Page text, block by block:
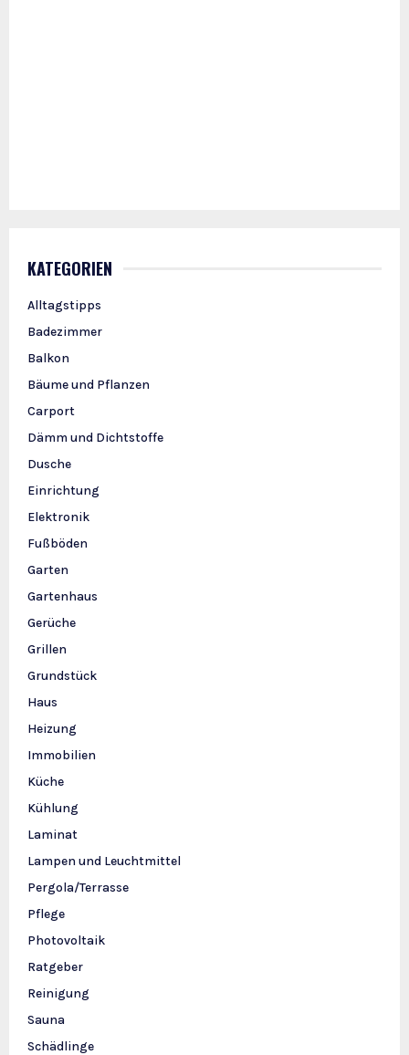
KATEGORIEN
Alltagstipps
Badezimmer
Balkon
Bäume und Pflanzen
Carport
Dämm und Dichtstoffe
Dusche
Einrichtung
Elektronik
Fußböden
Garten
Gartenhaus
Gerüche
Grillen
Grundstück
Haus
Heizung
Immobilien
Küche
Kühlung
Laminat
Lampen und Leuchtmittel
Pergola/Terrasse
Pflege
Photovoltaik
Ratgeber
Reinigung
Sauna
Schädlinge